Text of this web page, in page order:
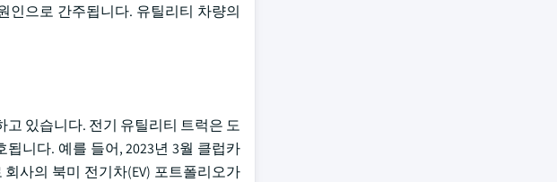
인으로 간주됩니다. 유틸리티 차량의
있습니다. 전기 유틸리티 트럭은 도
니다. 예를 들어, 2023년 3월 클럽카
사의 북미 전기차(EV) 포트폴리오가